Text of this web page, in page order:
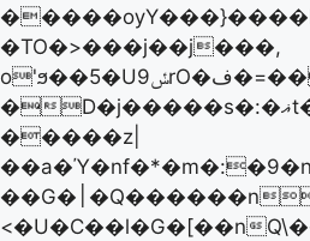
�TO�>���j��j���,
o'ϧ��5�Uݽ9rO�ف�=���
�D�j�����s�:�ޣt�9���8B���ut�>.��ʠo�\7��@p���=����6O�89�T�Q��[�6ܣ
�����z|
��G�׀�Q������n��̔���$@awO�g�׻��p6೻�ٸy$O�Umw�q�����}
<�U�C��l�G�[��n